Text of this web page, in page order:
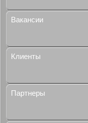
Вакансии
Клиенты
Партнеры